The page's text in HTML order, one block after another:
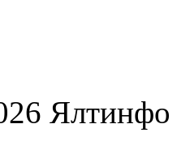
Ялтинфо